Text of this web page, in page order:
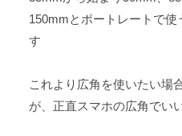
150mmとポートレートで使
す
これより広角を使いたい場
が、正直スマホの広角でい